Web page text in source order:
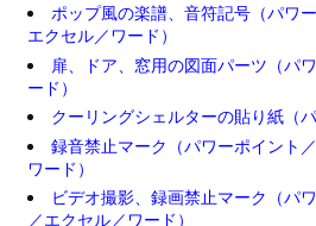
ポップ風の楽譜、音符記号（パワ
エクセル／ワード）
扉、ドア、窓用の図面パーツ（パ
ード）
クーリングシェルターの貼り紙（
録音禁止マーク（パワーポイント
ワード）
ビデオ撮影、録画禁止マーク（パ
／エクセル／ワード）